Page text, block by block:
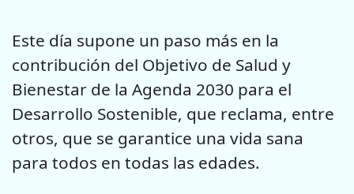
Este día supone un paso más en la
contribución del Objetivo de Salud y
Bienestar de la Agenda 2030 para el
Desarrollo Sostenible, que reclama, entre
otros, que se garantice una vida sana
para todos en todas las edades.